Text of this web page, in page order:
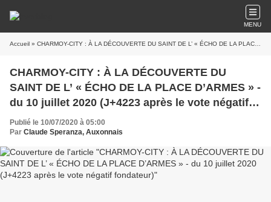
MENU
Accueil » CHARMOY-CITY : À LA DÉCOUVERTE DU SAINT DE L’ « ÉCHO DE LA PLACE D’ARMES » - du 10 juillet 2020 (J+4223 après le vote négatif fondateur)
CHARMOY-CITY : À LA DÉCOUVERTE DU
SAINT DE L’ « ÉCHO DE LA PLACE D’ARMES » -
du 10 juillet 2020 (J+4223 après le vote négatif
fondateur)
Publié le 10/07/2020 à 05:00
Par Claude Speranza, Auxonnais